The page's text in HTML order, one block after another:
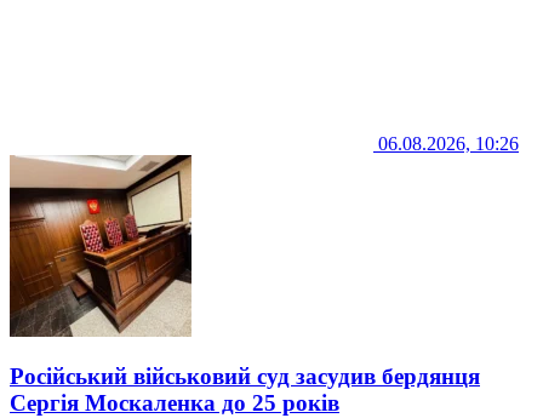
06.08.2026, 10:26
Російський військовий суд засудив бердянця
Сергія Москаленка до 25 років